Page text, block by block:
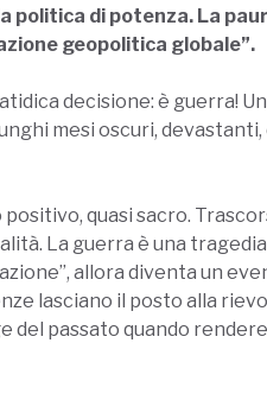
politica di potenza. La
geopolitica globale”.
decisione: è guerra!
mesi oscuri, devastanti,
quasi sacro.
La guerra è una tragedia
allora diventa un
lasciano il posto alla
del passato quando